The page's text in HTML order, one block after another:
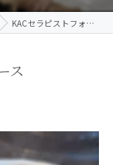
KACセラピストフォローコース
ス